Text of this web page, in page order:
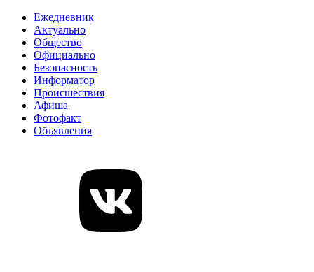
Ежедневник
Актуально
Общество
Официально
Безопасность
Информатор
Происшествия
Афиша
Фотофакт
Объявления